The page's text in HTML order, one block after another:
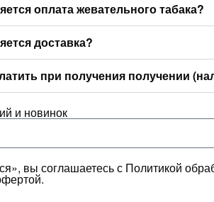
оплата жевательного табака?
доставка?
при получения получении
и новинок
вы соглашаетесь с Политикой